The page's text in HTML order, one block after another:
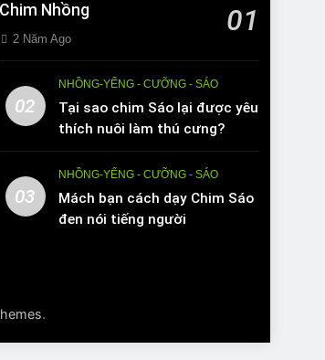
Chim Nhồng 01
2 Năm Ago
02
NHỒNG-YỂNG - CƯỠNG - SÁO
Tại sao chim Sáo lại được yêu
thích nuôi làm thú cưng?
03
NHỒNG-YỂNG - CƯỠNG - SÁO
Mách bạn cách dạy Chim Sáo
đen nói tiếng người
.